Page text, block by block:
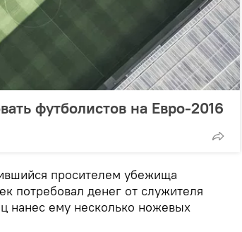
футболистов на Евро-2016
просителем убежища
потребовал денег от служителя
нанес ему несколько ножевых